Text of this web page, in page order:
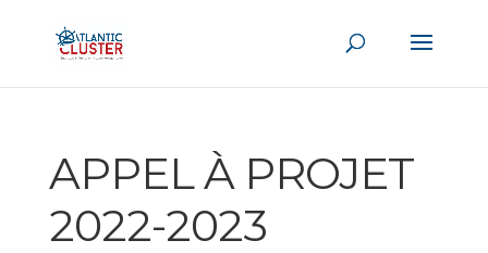
APPEL À PROJET
2022-2023